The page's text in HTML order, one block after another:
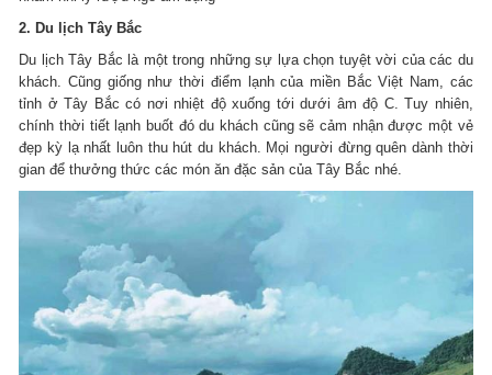
2. Du lịch Tây Bắc
Du lịch Tây Bắc là một trong những sự lựa chọn tuyệt vời của các du
khách. Cũng giống như thời điểm lạnh của miền Bắc Việt Nam, các
tỉnh ở Tây Bắc có nơi nhiệt độ xuống tới dưới âm độ C. Tuy nhiên,
chính thời tiết lạnh buốt đó du khách cũng sẽ cảm nhận được một vẻ
đẹp kỳ lạ nhất luôn thu hút du khách. Mọi người đừng quên dành thời
gian để thưởng thức các món ăn đặc sản của Tây Bắc nhé.